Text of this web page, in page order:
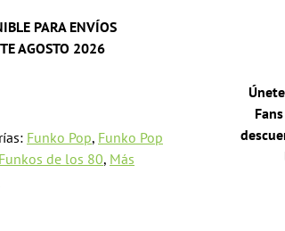
PARA ENVÍOS
AGOSTO 2026
Funko Pop, Funko Pop
Funkos de los 80, Más